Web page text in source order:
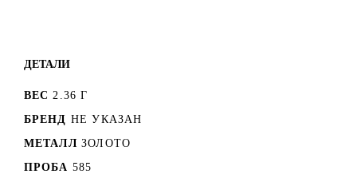
ДЕТАЛИ
ВЕС 2.36 Г
БРЕНД НЕ УКАЗАН
МЕТАЛЛ ЗОЛОТО
ПРОБА 585